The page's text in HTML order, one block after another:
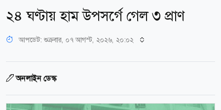
২৪ ঘণ্টায় হাম উপসর্গে গেল ৩ প্রাণ
আপডেট: শুক্রবার, ০৭ আগস্ট, ২০২৬, ২০:০২
অনলাইন ডেস্ক